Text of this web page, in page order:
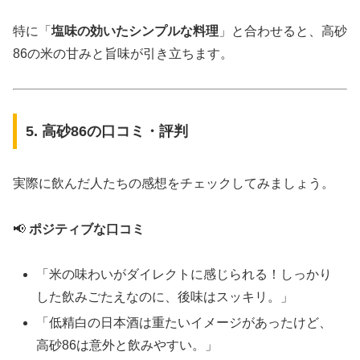
特に「 塩味の効いたシンプルな料理 」と合わせると、高砂
86の米の甘みと旨味が引き立ちます。
5. 高砂86の口コミ・評判
実際に飲んだ人たちの感想をチェックしてみましょう。
📢 ポジティブな口コミ
「米の味わいがダイレクトに感じられる！しっかり
した飲みごたえなのに、後味はスッキリ。」
「低精白の日本酒は重たいイメージがあったけど、
高砂86は意外と飲みやすい。」